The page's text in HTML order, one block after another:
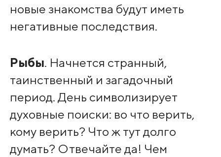
новые знакомства будут иметь
негативные последствия.
Рыбы. Начнется странный,
таинственный и загадочный
период. День символизирует
духовные поиски: во что верить,
кому верить? Что ж тут долго
думать? Отвечайте да! Чем